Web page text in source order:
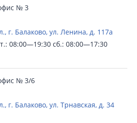
№ 3
г. Балаково, ул. Ленина, д. 117а
08:00—19:30 сб.: 08:00—17:30
№ 3/6
г. Балаково, ул. Трнавская, д. 34